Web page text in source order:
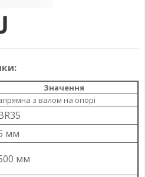
Значення
з валом на опорі
мм
мм